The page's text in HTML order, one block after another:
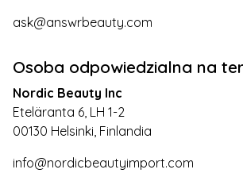
ask@answrbeauty.com
Osoba odpowiedzialna na
Nordic Beauty Inc
Eteläranta 6, LH 1-2
00130 Helsinki, Finlandia
info@nordicbeautyimport.com